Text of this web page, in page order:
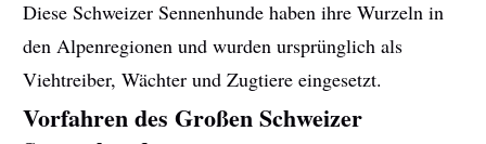
Diese Schweizer Sennenhunde haben ihre Wurzeln in
den Alpenregionen und wurden ursprünglich als
Viehtreiber, Wächter und Zugtiere eingesetzt.
Vorfahren des Großen Schweizer